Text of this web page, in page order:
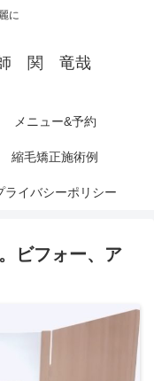
に
師 関 竜哉
メニュー&予約
縮毛矯正施術例
ライバシーポリシー
ビフォー、ア